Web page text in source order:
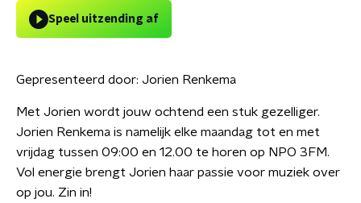
Speel uitzending af
Gepresenteerd door: Jorien Renkema
Met Jorien wordt jouw ochtend een stuk gezelliger.
Jorien Renkema is namelijk elke maandag tot en met
vrijdag tussen 09:00 en 12.00 te horen op NPO 3FM.
Vol energie brengt Jorien haar passie voor muziek over
op jou. Zin in!